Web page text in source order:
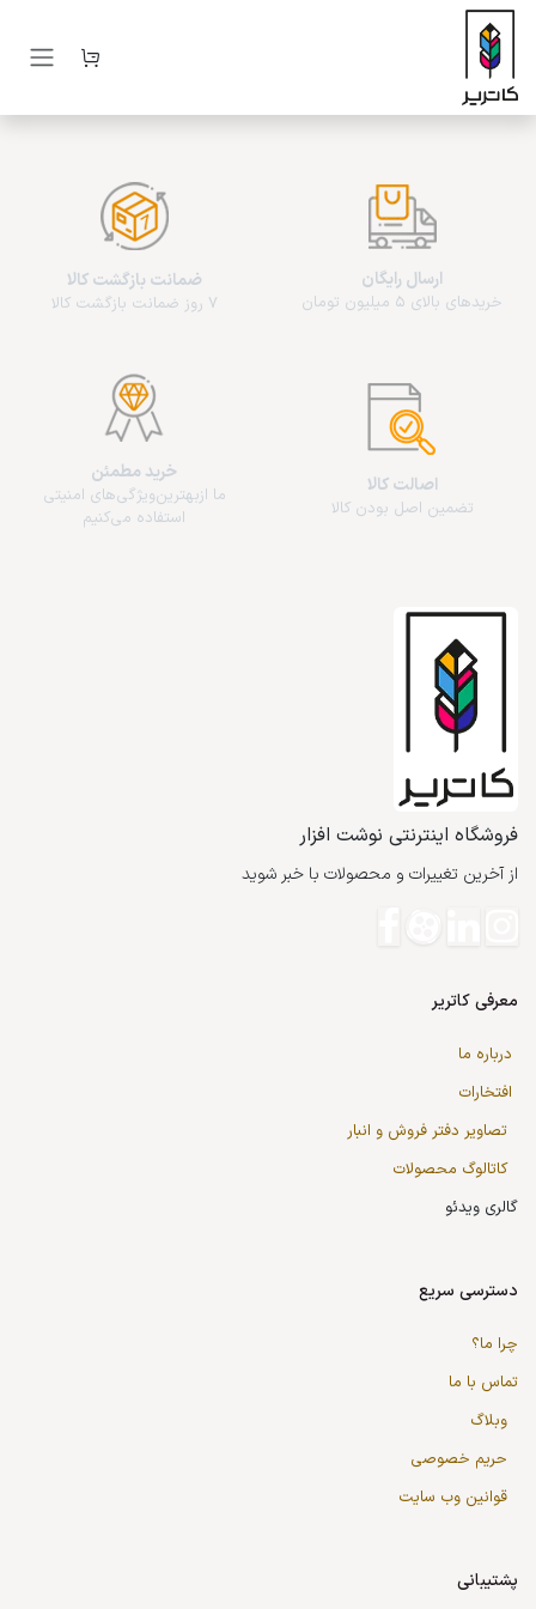
صرف نظر و مشاهده محتوا
ارسال رایگان
خریدهای بالای 5 میلیون تومان
ضمانت بازگشت کالا
7 روز ضمانت بازگشت کالا
اصالت کالا
تضمین اصل بودن کالا
خرید مطمئن
ما از‌بهترین‌ویژگی‌های امنیتی
استفاده می‌کنیم
فروشگاه اینترنتی نوشت افزار
از آخرین تغییرات و محصولات با خبر شوید
معرفی کاتریر
درباره ما
افتخارات
تصاویر دفتر فروش و انبار
کاتالوگ محصولات
گالری ویدئو
دسترسی سریع
چرا ما؟
تماس با ما
وبلاگ
حریم خصوصی
قوانین وب سایت
پشتیبانی